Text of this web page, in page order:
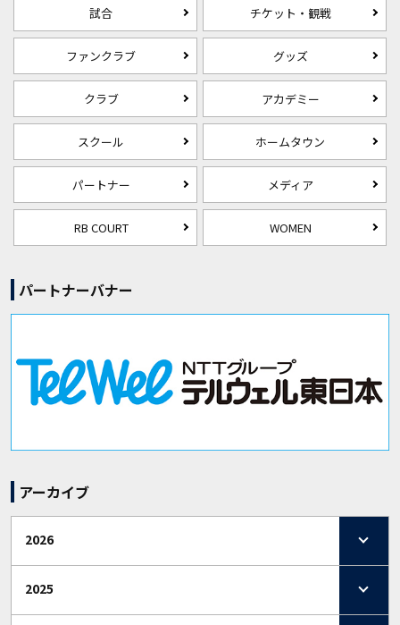
試合 チケット・観戦
ファンクラブ グッズ
クラブ アカデミー
スクール ホームタウン
パートナー メディア
RB COURT WOMEN
パートナーバナー
アーカイブ
2026
2025